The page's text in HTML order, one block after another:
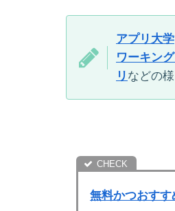
アプリ大学
ワーキン
リ などの
無料かつおす